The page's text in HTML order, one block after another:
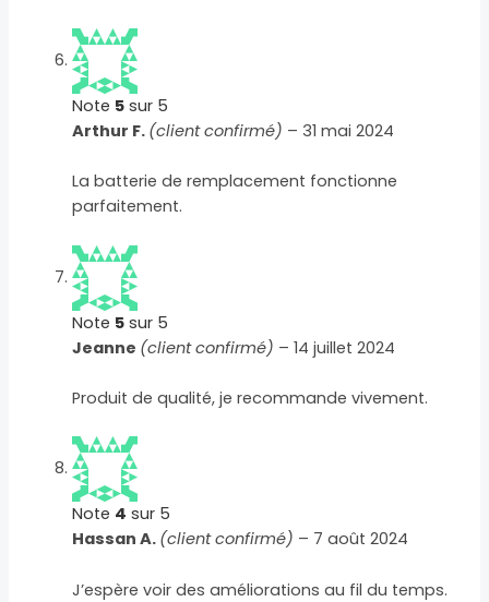
Note 5 sur 5
Arthur F. (client confirmé) – 31 mai 2024
La batterie de remplacement fonctionne
parfaitement.
Note 5 sur 5
Jeanne (client confirmé) – 14 juillet 2024
Produit de qualité, je recommande vivement.
Note 4 sur 5
Hassan A. (client confirmé) – 7 août 2024
J’espère voir des améliorations au fil du temps.